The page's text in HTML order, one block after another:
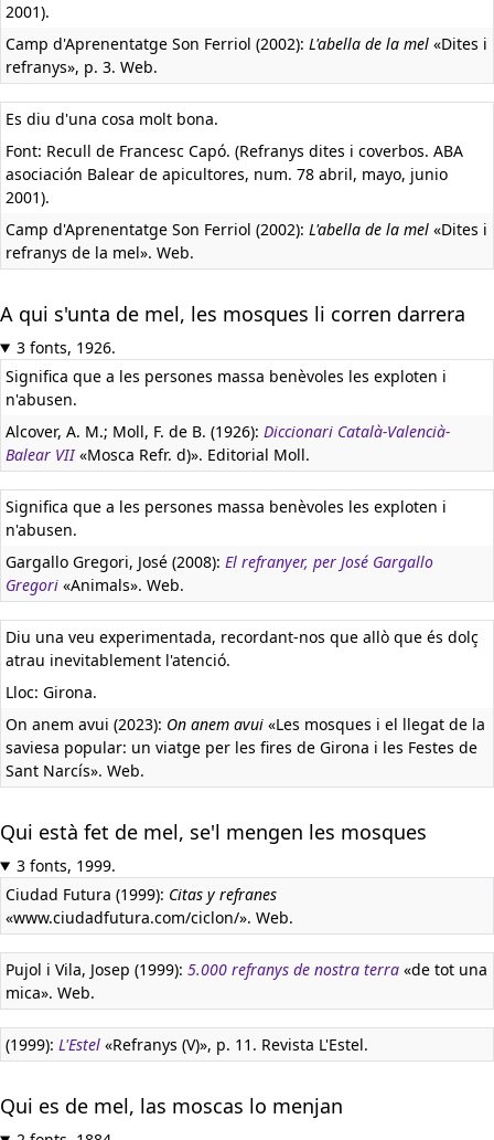
2001).
Camp d'Aprenentatge Son Ferriol (2002): L'abella de la mel «Dites i
refranys», p. 3. Web.
Es diu d'una cosa molt bona.
Font: Recull de Francesc Capó. (Refranys dites i coverbos. ABA
asociación Balear de apicultores, num. 78 abril, mayo, junio
2001).
Camp d'Aprenentatge Son Ferriol (2002): L'abella de la mel «Dites i
refranys de la mel». Web.
A qui s'unta de mel, les mosques li corren darrera
3 fonts, 1926.
Significa que a les persones massa benèvoles les exploten i
n'abusen.
Alcover, A. M.; Moll, F. de B. (1926): Diccionari Català-Valencià-
Balear VII«Mosca Refr. d)». Editorial Moll.
Significa que a les persones massa benèvoles les exploten i
n'abusen.
Gargallo Gregori, José (2008): El refranyer, per José Gargallo
Gregori «Animals». Web.
Diu una veu experimentada, recordant-nos que allò que és dolç
atrau inevitablement l'atenció.
Lloc: Girona.
On anem avui (2023): On anem avui «Les mosques i el llegat de la
saviesa popular: un viatge per les fires de Girona i les Festes de
Sant Narcís». Web.
Qui està fet de mel, se'l mengen les mosques
3 fonts, 1999.
Ciudad Futura (1999): Citas y refranes
«www.ciudadfutura.com/ciclon/». Web.
Pujol i Vila, Josep (1999): 5.000 refranys de nostra terra «de tot una
mica». Web.
(1999): L'Estel «Refranys (V)», p. 11. Revista L'Estel.
Qui es de mel, las moscas lo menjan